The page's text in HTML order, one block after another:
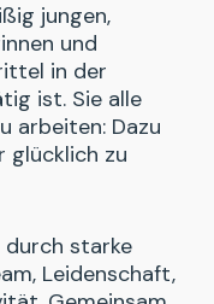
jungen,
und
in der
ist. Sie alle
arbeiten: Dazu
glücklich zu
durch starke
Leidenschaft,